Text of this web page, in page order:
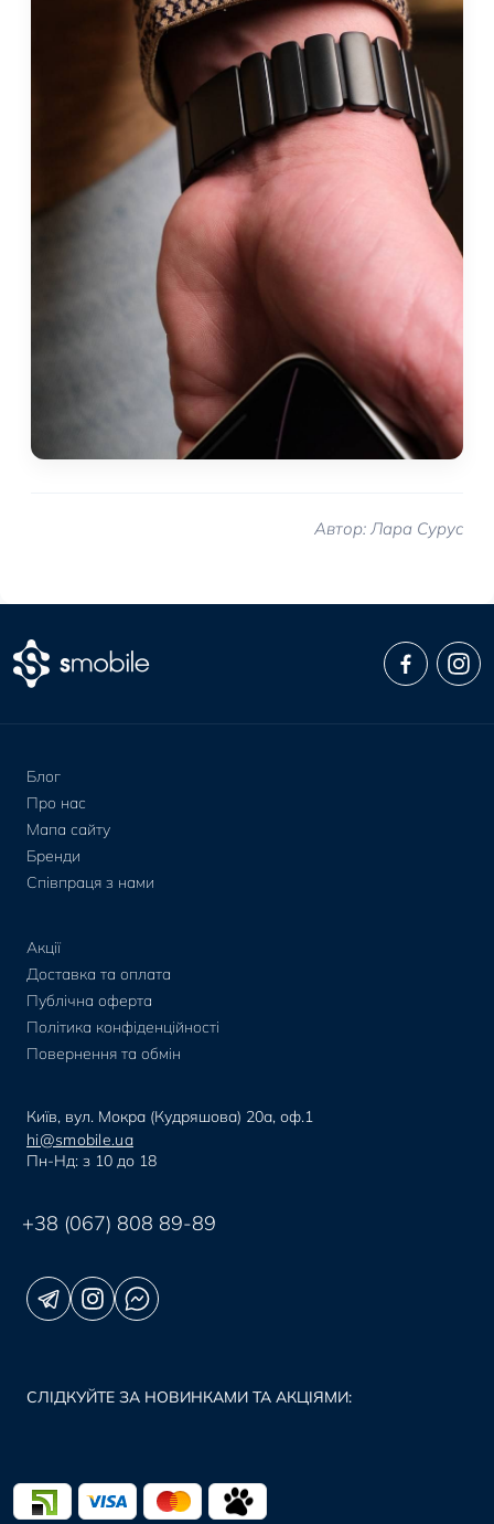
Автор: Лара Сурус
Блог
Про нас
Мапа сайту
Бренди
Співпраця з нами
Акції
Доставка та оплата
Публічна оферта
Політика конфіденційності
Повернення та обмін
Київ, вул. Мокра (Кудряшова) 20а, оф.1
hi@smobile.ua
Пн-Нд: з 10 до 18
+38 (067) 808 89-89
СЛІДКУЙТЕ ЗА НОВИНКАМИ ТА АКЦІЯМИ: